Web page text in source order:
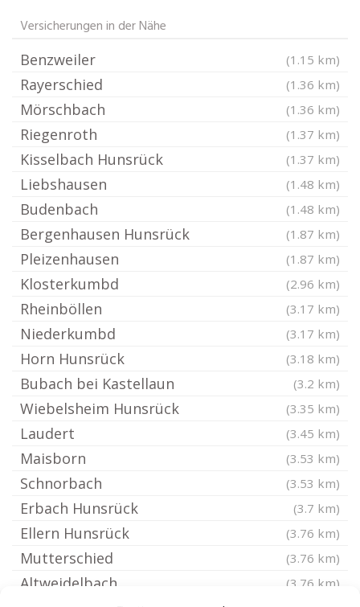
Versicherungen in der Nähe
Benzweiler (1.15 km)
Rayerschied (1.36 km)
Mörschbach (1.36 km)
Riegenroth (1.37 km)
Kisselbach Hunsrück (1.37 km)
Liebshausen (1.48 km)
Budenbach (1.48 km)
Bergenhausen Hunsrück (1.87 km)
Pleizenhausen (1.87 km)
Klosterkumbd (2.96 km)
Rheinböllen (3.17 km)
Niederkumbd (3.17 km)
Horn Hunsrück (3.18 km)
Bubach bei Kastellaun (3.2 km)
Wiebelsheim Hunsrück (3.35 km)
Laudert (3.45 km)
Maisborn (3.53 km)
Schnorbach (3.53 km)
Erbach Hunsrück (3.7 km)
Ellern Hunsrück (3.76 km)
Mutterschied (3.76 km)
Altweidelbach (3.76 km)